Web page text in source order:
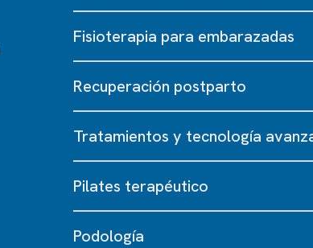
Fisioterapia para embarazadas
Recuperación postparto
Tratamientos y tecnología
Pilates terapéutico
Podología